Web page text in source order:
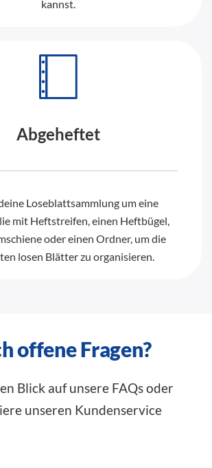
kannst.
Abgeheftet
Loseblattsammlung um eine
mit Heftstreifen, einen Heftbügel,
oder einen Ordner, um die
losen Blätter zu organisieren.
offene Fragen?
Blick auf unsere FAQs oder
unseren Kundenservice